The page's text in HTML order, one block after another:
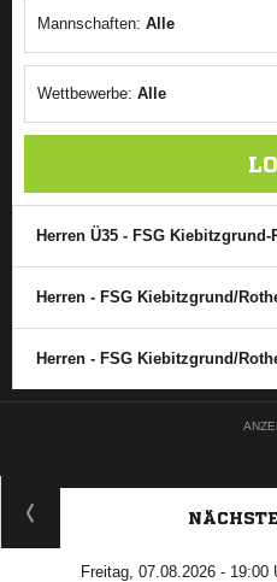
Mannschaften: Alle
Wettbewerbe: Alle
Herren Ü35 - FSG Kiebitzgrund-
Herren - FSG Kiebitzgrund/​
Herren - FSG Kiebitzgrund/​
Freitag, 07.08.2026 - 19:00